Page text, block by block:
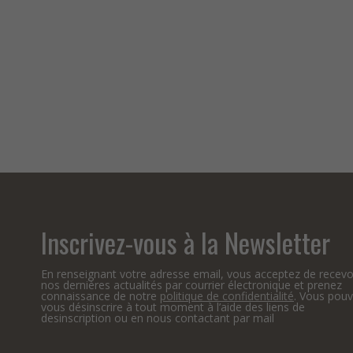
Inscrivez-vous à la Newsletter
En renseignant votre adresse email, vous acceptez de
nos dernières actualités par courrier électronique et prenez
connaissance de notre politique de confidentialité. Vous
vous désinscrire à tout moment à l’aide des liens de
desinscription ou en nous contactant par mail